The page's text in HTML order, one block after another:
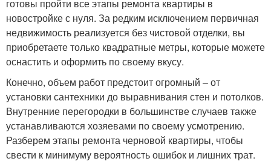
готовы пройти все этапы ремонта квартиры в
новостройке с нуля. За редким исключением первичная
недвижимость реализуется без чистовой отделки, вы
приобретаете только квадратные метры, которые можете
оснастить и оформить по своему вкусу.
Конечно, объем работ предстоит огромный – от
установки сантехники до выравнивания стен и потолков.
Внутренние перегородки в большинстве случаев также
устанавливаются хозяевами по своему усмотрению.
Разберем этапы ремонта черновой квартиры, чтобы
свести к минимуму вероятность ошибок и лишних трат.